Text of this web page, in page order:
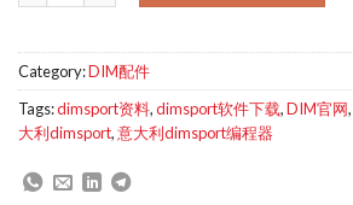
Category:DIM配件
Tags:dimsport资料,dimsport软件下载,DIM官网,
大利dimsport,意大利dimsport编程器